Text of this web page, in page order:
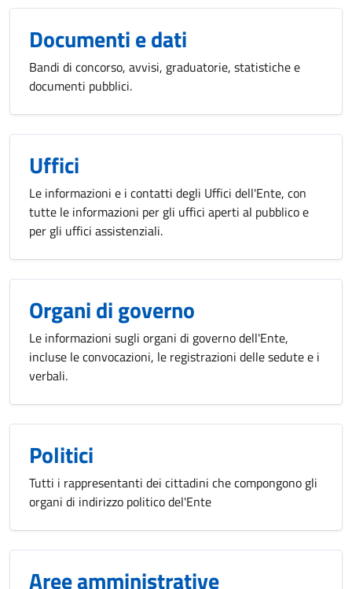
Documenti e dati
Bandi di concorso, avvisi, graduatorie, statistiche e
documenti pubblici.
Uffici
Le informazioni e i contatti degli Uffici dell'Ente, con
tutte le informazioni per gli uffici aperti al pubblico e
per gli uffici assistenziali.
Organi di governo
Le informazioni sugli organi di governo dell'Ente,
incluse le convocazioni, le registrazioni delle sedute e i
verbali.
Politici
Tutti i rappresentanti dei cittadini che compongono gli
organi di indirizzo politico del'Ente
Aree amministrative